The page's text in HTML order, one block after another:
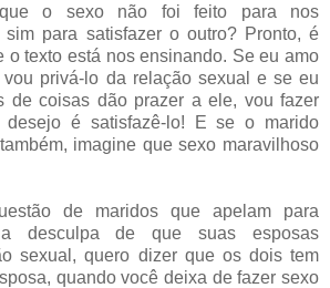
o sexo não foi feito para nos
sim para satisfazer o outro? Pronto, é
o texto está nos ensinando. Se eu amo
privá-lo da relação sexual e se eu
de coisas dão prazer a ele, vou fazer
desejo é satisfazê-lo! E se o marido
imagine que sexo maravilhoso
de maridos que apelam para
a desculpa de que suas esposas
sexual, quero dizer que os dois tem
quando você deixa de fazer sexo